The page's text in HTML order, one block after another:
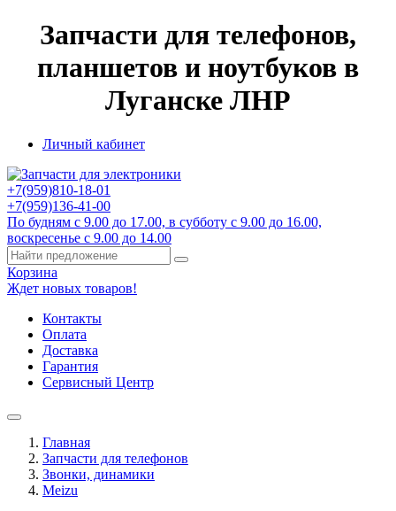
Запчасти для телефонов,
планшетов и ноутбуков в
Луганске ЛНР
Личный кабинет
+7(959)810-18-01
+7(959)136-41-00
По будням с 9.00 до 17.00, в субботу с 9.00 до 16.00,
воскресенье с 9.00 до 14.00
Корзина
Ждет новых товаров!
Контакты
Оплата
Доставка
Гарантия
Сервисный Центр
Главная
Запчасти для телефонов
Звонки, динамики
Meizu